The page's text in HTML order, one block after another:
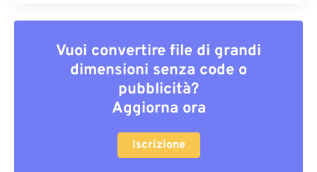
Vuoi convertire file di grandi
dimensioni senza code o
pubblicità?
Aggiorna ora
Iscrizione